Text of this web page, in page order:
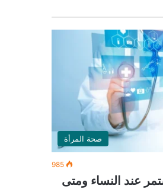
صحة المرأة
985
عند النساء ومتى